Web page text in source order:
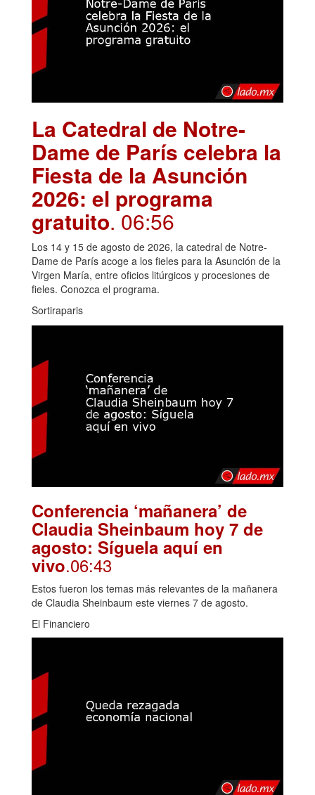
La Catedral de Notre-
Dame de París celebra la
Fiesta de la Asunción
2026: el programa
gratuito. 06:56
Los 14 y 15 de agosto de 2026, la catedral de Notre-
Dame de París acoge a los fieles para la Asunción de la
Virgen María, entre oficios litúrgicos y procesiones de
fieles. Conozca el programa.
Sortiraparis
Conferencia ‘mañanera’ de
Claudia Sheinbaum hoy 7 de
agosto: Síguela aquí en
vivo.06:43
Estos fueron los temas más relevantes de la mañanera
de Claudia Sheinbaum este viernes 7 de agosto.
El Financiero